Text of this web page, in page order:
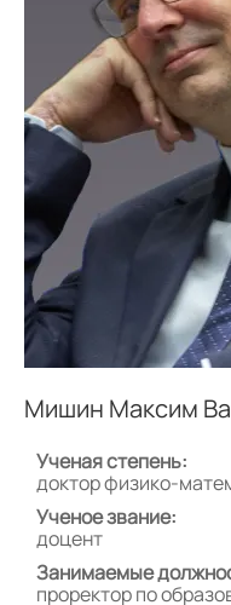
Мишин Максим
Ученая степень:
доктор физико-
Ученое звание:
доцент
Занимаемые
проректор по